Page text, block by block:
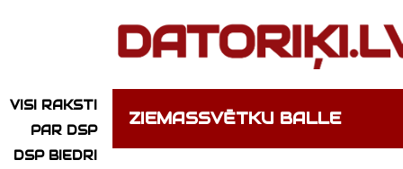
VISI RAKSTI
PAR DSP
DSP BIEDRI
ZIEMASSVĒTKU BALLE